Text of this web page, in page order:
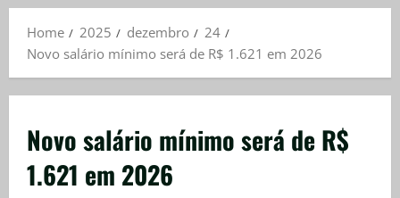
Home
2025 dezembro
24
Novo salário mínimo será de R$ 1.621 em 2026
Novo salário mínimo será de R$
1.621 em 2026